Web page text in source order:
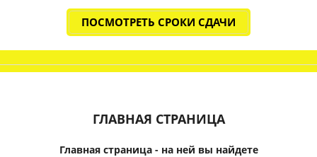
ПОСМОТРЕТЬ СРОКИ СДАЧИ
ГЛАВНАЯ СТРАНИЦА
Главная страница - на ней вы найдете